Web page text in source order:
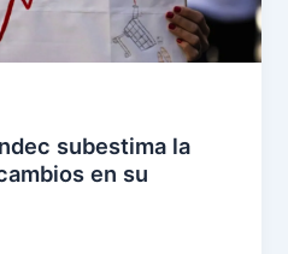
subestima la
en su